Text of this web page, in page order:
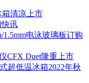
箱清凉上市
讯
1.5mm电泳玻璃板订购
CFX Duet隆重上市
超低温冰箱2022年秋